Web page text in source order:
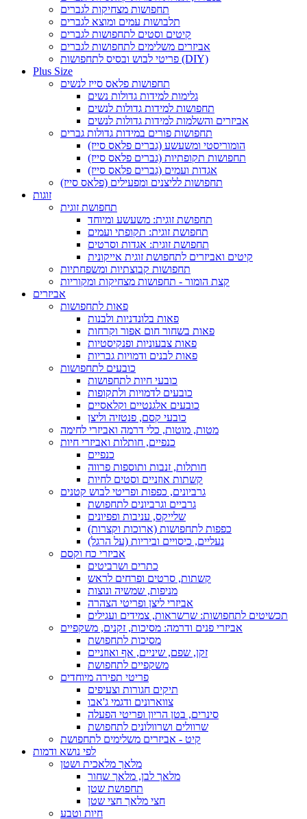
תחפושות מצחיקות לגברים
תלבושות עמים ומוצא לגברים
קיטים וסטים לתחפושות לגברים
אביזרים משלימים לתחפושות לגברים
פריטי לבוש ובסיס לתחפושות (DIY)
Plus Size
תחפושות פלאס סייז לנשים
גלימות למידות גדולות נשים
תחפושות למידות גדולות לנשים
אביזרים והשלמות למידות גדולות לנשים
תחפושות פורים במידות גדולות גברים
הומוריסטי ומשעשע (גברים פלאס סייז)
תחפושות תקופתיות (גברים פלאס סייז)
אגדות ועמים (גברים פלאס סייז)
תחפושות לליצנים ומפעילים (פלאס סייז)
זוגות
תחפושת זוגית
תחפושת זוגית: משעשע ומיוחד
תחפושת זוגית: תקופתי ועמים
תחפושת זוגית: אגדות וסרטים
קיטים ואביזרים לתחפושת זוגית אייקונית
תחפושות קבוצתיות ומשפחתיות
קצת הומור - תחפושות מצחיקות ומקוריות
אביזרים
פאות לתחפושות
פאות בלונדניות ולבנות
פאות בשחור חום אפור וקרחות
פאות צבעוניות ופנקיסטיות
פאות לבנים ודמויות גבריות
כובעים לתחפושות
כובעי חיות לתחפושות
כובעים לדמויות ולתקופות
כובעים אלגנטיים וקלאסיים
כובעי קסם, פנטזיה וליצן
מטות, מוטות, כלי דרמה ואביזרי לחימה
כנפיים, חותלות ואביזרי חיות
כנפיים
חותלות, זנבות ותוספות פרווה
קשתות אוזניים וסטים לחיות
גרביונים, כפפות ופריטי לבוש קטנים
גרביים וגרביונים לתחפושת
שלייקס, עניבות ופפיונים
כפפות לתחפושות (ארוכות וקצרות)
נעליים, כיסויים וביריות (על הרגל)
אביזרי כח וקסם
כתרים ושרביטים
קשתות, סרטים ופרחים לראש
מניפות, שמשיה ונוצות
אביזרי ליצן ופריטי הצהרה
תכשיטים לתחפושות: שרשראות, צמידים ועגילים
אביזרי פנים ודרמה: מסיכות, זקנים, משקפיים
מסיכות לתחפושת
זקן, שפם, שיניים, אף ואוזניים
משקפיים לתחפושת
פריטי תפירה מיוחדים
תיקים חגורות וצעיפים
צווארונים ודגמי ג'אבו
סינרים, בטן הריון ופריטי הפעלה
שרוולים ושרוולונים לתחפושת
קיט - אביזרים משלימים לתחפושת
לפי נושא ודמות
מלאך מלאכית ושטן
מלאך לבן, מלאך שחור
תחפושת שטן
חצי מלאך חצי שטן
חיות וטבע